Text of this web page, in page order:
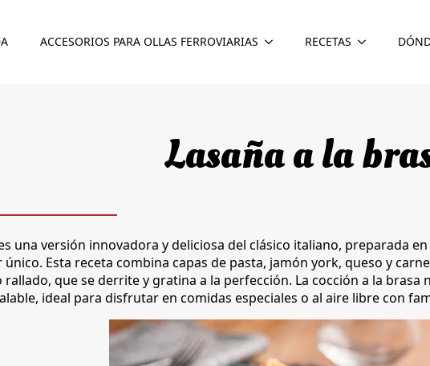
ACCESORIOS PARA OLLAS FERROVIARIAS RECETAS
Lasaña a la
una versión innovadora y deliciosa del clásico italiano, preparada
Esta receta combina capas de pasta, jamón york, queso y
que se derrite y gratina a la perfección. La cocción a la
ideal para disfrutar en comidas especiales o al aire libre con